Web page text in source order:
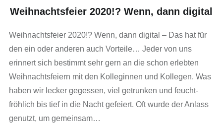
Weihnachtsfeier 2020!? Wenn, dann digital
Weihnachtsfeier 2020!? Wenn, dann digital – Das hat für
den ein oder anderen auch Vorteile… Jeder von uns
erinnert sich bestimmt sehr gern an die schon erlebten
Weihnachtsfeiern mit den Kolleginnen und Kollegen. Was
haben wir lecker gegessen, viel getrunken und feucht-
fröhlich bis tief in die Nacht gefeiert. Oft wurde der Anlass
genutzt, um gemeinsam…